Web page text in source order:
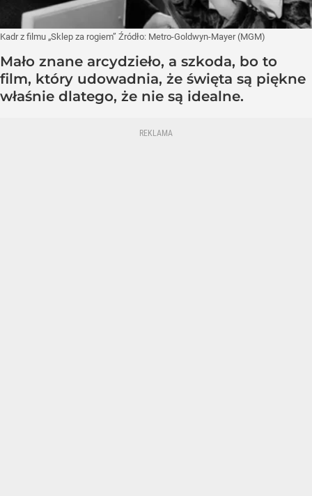
Kadr z filmu „Sklep za rogiem” Źródło: Metro-Goldwyn-Mayer (MGM)
Mało znane arcydzieło, a szkoda, bo to
film, który udowadnia, że święta są piękne
właśnie dlatego, że nie są idealne.